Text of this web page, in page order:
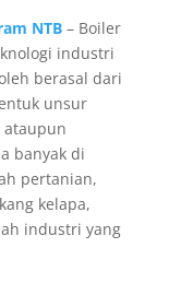
NTB– Boiler
industri
berasal dari
unsur
ataupun
banyak di
pertanian,
kelapa,
industri yang